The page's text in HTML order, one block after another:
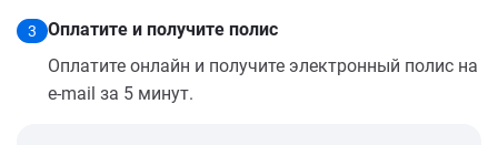
3
Оплатите и получите полис
Оплатите онлайн и получите электронный полис на
e-mail за 5 минут.